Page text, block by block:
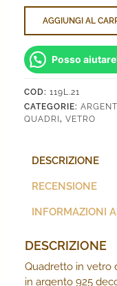
AGGIUNGI AL
Posso
COD: 119L.21
CATEGORIE:
QUADRI , VETRO
DESCRIZIONE
RECENSIONE
INFORMAZIONI
DESCRIZIONE
Quadretto in vetro
in argento 925